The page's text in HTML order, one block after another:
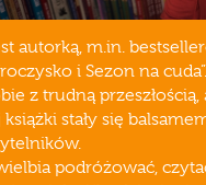
autorką, m.in.
i Sezon na
z trudną przeszłością,
książki stały się
podróżować,